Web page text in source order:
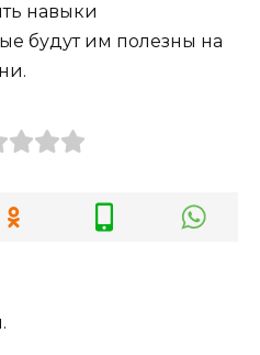
навыки
будут им полезны на